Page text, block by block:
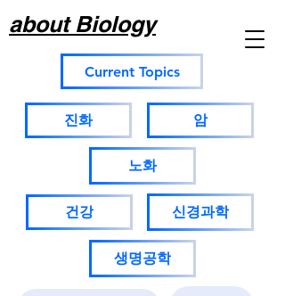
about Biology
Current Topics
진화 암
노화
건강 신경과학
생명공학